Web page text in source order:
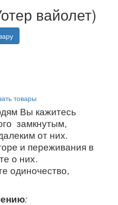
вайолет)
товары
Вы кажитесь
замкнутым,
от них.
и переживания в
о них.
одиночество,
: